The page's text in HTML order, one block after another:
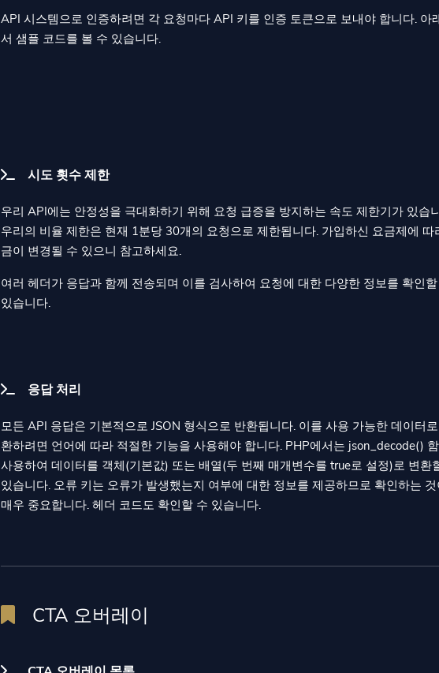
API 시스템으로 인증하려면 각 요청마다 API 키를 인증 토큰으로 보내야 합니다. 아
서 샘플 코드를 볼 수 있습니다.
시도 횟수 제한
우리 API에는 안정성을 극대화하기 위해 요청 급증을 방지하는 속도 제한기가 있습
우리의 비율 제한은 현재 1분당 30개의 요청으로 제한됩니다. 가입하신 요금제에 따
금이 변경될 수 있으니 참고하세요.
여러 헤더가 응답과 함께 전송되며 이를 검사하여 요청에 대한 다양한 정보를 확인
있습니다.
응답 처리
모든 API 응답은 기본적으로 JSON 형식으로 반환됩니다. 이를 사용 가능한 데이터
환하려면 언어에 따라 적절한 기능을 사용해야 합니다. PHP에서는 json_decode()
사용하여 데이터를 객체(기본값) 또는 배열(두 번째 매개변수를 true로 설정)로 변환
있습니다. 오류 키는 오류가 발생했는지 여부에 대한 정보를 제공하므로 확인하는 것
매우 중요합니다. 헤더 코드도 확인할 수 있습니다.
CTA 오버레이